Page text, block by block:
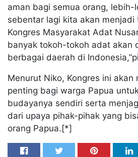
aman bagi semua orang, lebih-
sebentar lagi kita akan menjadi
Kongres Masyarakat Adat
banyak tokoh-tokoh adat akan
berbagai daerah di
Menurut Niko, Kongres ini akan
penting bagi warga Papua
budayanya sendiri serta
dari upaya pihak-pihak yang
orang Papua.[*]